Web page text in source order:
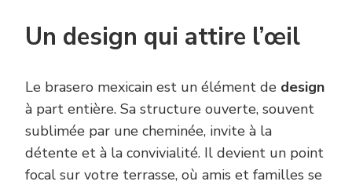
Un design qui attire l’œil
Le brasero mexicain est un élément de design
à part entière. Sa structure ouverte, souvent
sublimée par une cheminée, invite à la
détente et à la convivialité. Il devient un point
focal sur votre terrasse, où amis et familles se